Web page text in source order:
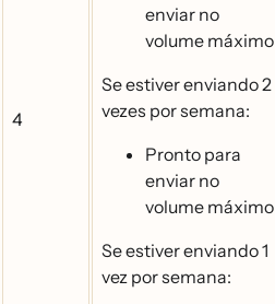
4
enviar no
volume máximo
Se estiver enviando 2
vezes por semana:
Pronto para
enviar no
volume máximo
Se estiver enviando 1
vez por semana: